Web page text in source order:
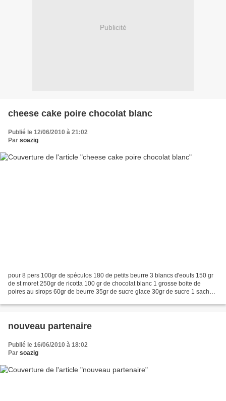
Publicité
cheese cake poire chocolat blanc
Publié le 12/06/2010 à 21:02
Par soazig
pour 8 pers 100gr de spéculos 180 de petits beurre 3 blancs d'eoufs 150 gr
de st moret 250gr de ricotta 100 gr de chocolat blanc 1 grosse boite de
poires au sirops 60gr de beurre 35gr de sucre glace 30gr de sucre 1 sachet
nouveau partenaire
Publié le 16/06/2010 à 18:02
Par soazig